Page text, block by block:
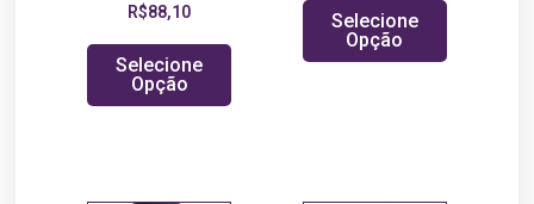
R$88,10
Selecione
Opção
Selecione
Opção